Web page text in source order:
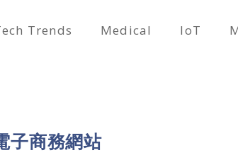
Trends Medical IoT
子商務網站